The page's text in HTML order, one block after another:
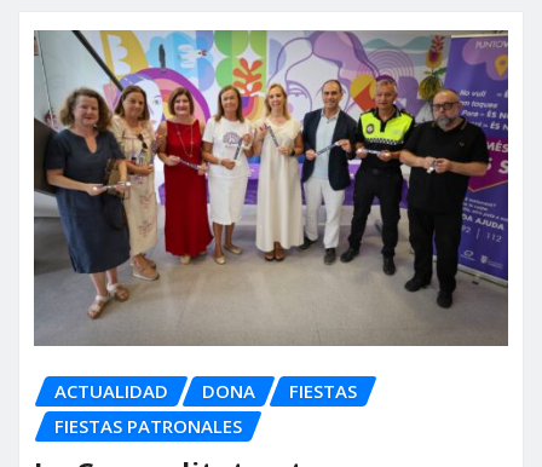
ACTUALIDAD DONA
FIESTAS
FIESTAS PATRONALES